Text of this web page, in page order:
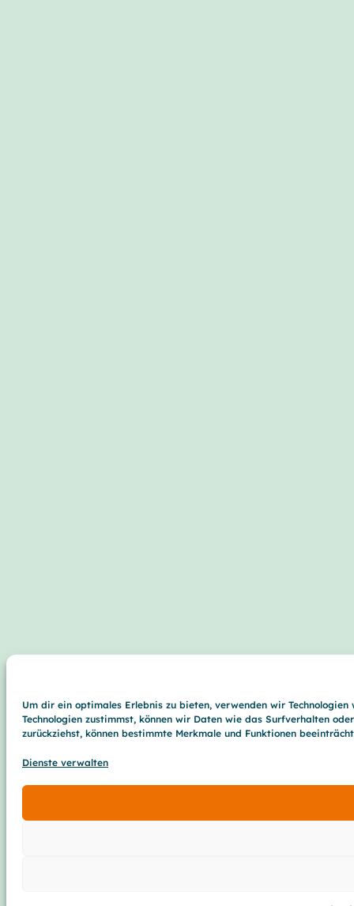
Um dir ein optimales Erlebnis zu bieten, verwenden wir
Technologien zustimmst, können wir Daten wie das Surfverhalten
zurückziehst, können bestimmte Merkmale und Funktionen
Dienste verwalten